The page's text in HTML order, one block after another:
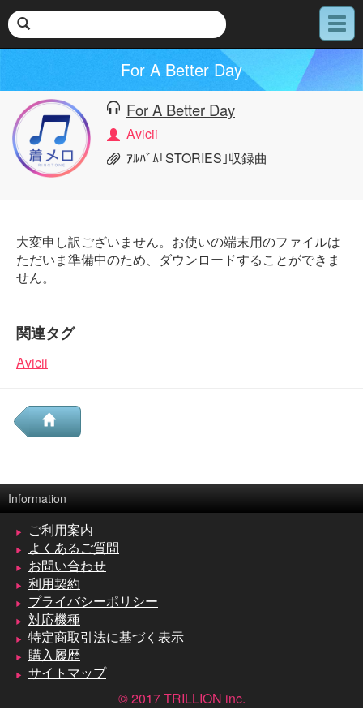
メ
ニ
For A Better Day
For A Better Day
Avicii
ｱﾙﾊﾞﾑ｢STORIES｣収録曲
大変申し訳ございません。お使いの端末用のファイルは
ただいま準備中のため、ダウンロードすることができま
せん。
関連タグ
Avicii
Information
ご利用案内
よくあるご質問
お問い合わせ
利用契約
プライバシーポリシー
対応機種
特定商取引法に基づく表示
購入履歴
サイトマップ
© 2017 TRILLION inc.